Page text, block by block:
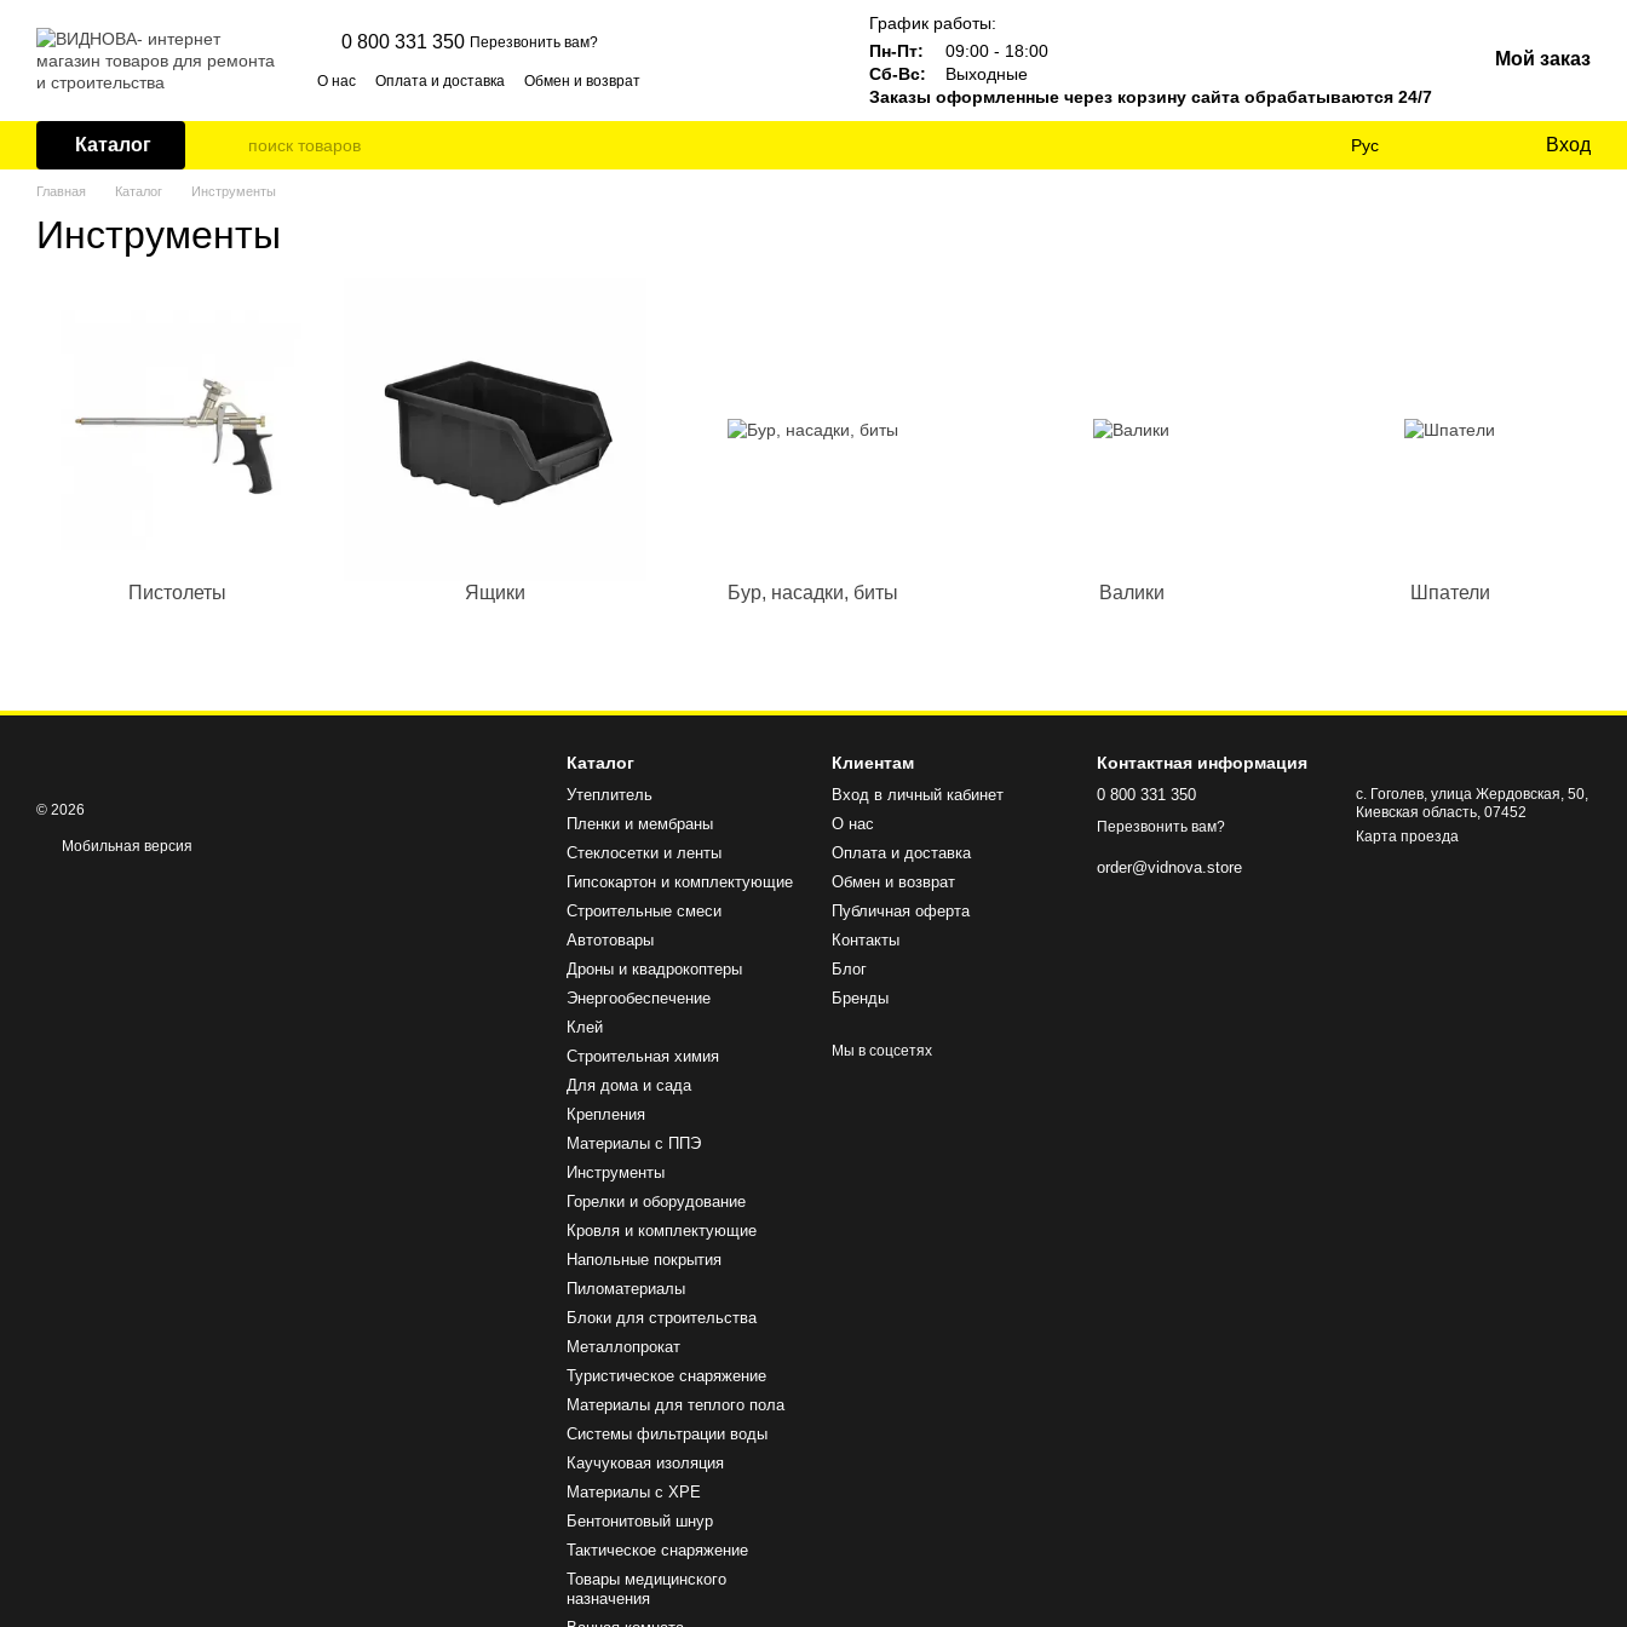
0 800 331 350 Перезвонить вам?
О нас Оплата и доставка
Обмен и возврат
График работы:
Пн-Пт:
09:00 - 18:00
Сб-Вс:
Выходные
Заказы оформленные через корзину сайта обрабатываются 24/7
Мой заказ
Каталог Рус Вход
Главная Каталог Инструменты
Инструменты
Пистолеты Ящики Бур, насадки, биты Валики Шпатели
© 2026
Мобильная версия
Каталог
Утеплитель
Пленки и мембраны
Стеклосетки и ленты
Гипсокартон и комплектующие
Строительные смеси
Автотовары
Дроны и квадрокоптеры
Энергообеспечение
Клей
Строительная химия
Для дома и сада
Крепления
Материалы с ППЭ
Инструменты
Горелки и оборудование
Кровля и комплектующие
Напольные покрытия
Пиломатериалы
Блоки для строительства
Металлопрокат
Туристическое снаряжение
Материалы для теплого пола
Системы фильтрации воды
Каучуковая изоляция
Материалы с ХРЕ
Бентонитовый шнур
Тактическое снаряжение
Товары медицинского
назначения
Клиентам
Вход в личный кабинет
О нас
Оплата и доставка
Обмен и возврат
Публичная оферта
Контакты
Блог
Бренды
Мы в соцсетях
Контактная информация
0 800 331 350
Перезвонить вам?
order@vidnova.store
с. Гоголев, улица Жердовская, 50,
Киевская область, 07452
Карта проезда